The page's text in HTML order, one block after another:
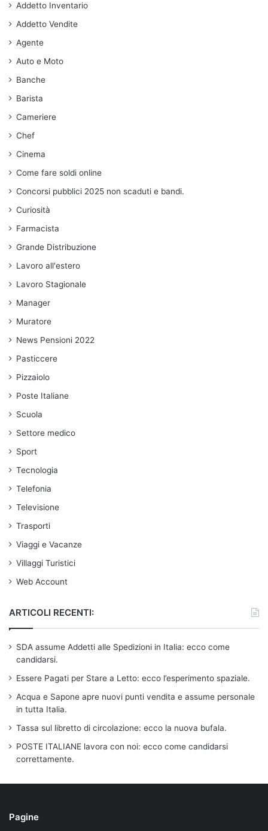
Addetto Inventario
Addetto Vendite
Agente
Auto e Moto
Banche
Barista
Cameriere
Chef
Cinema
Come fare soldi online
Concorsi pubblici 2025 non scaduti e bandi.
Curiosità
Farmacista
Grande Distribuzione
Lavoro all'estero
Lavoro Stagionale
Manager
Muratore
News Pensioni 2022
Pasticcere
Pizzaiolo
Poste Italiane
Scuola
Settore medico
Sport
Tecnologia
Telefonia
Televisione
Trasporti
Viaggi e Vacanze
Villaggi Turistici
Web Account
ARTICOLI RECENTI:
SDA assume Addetti alle Spedizioni in Italia: ecco come
candidarsi.
Essere Pagati per Stare a Letto: ecco l’esperimento spaziale.
Acqua e Sapone apre nuovi punti vendita e assume personale
in tutta Italia.
Tassa sul libretto di circolazione: ecco la nuova bufala.
POSTE ITALIANE lavora con noi: ecco come candidarsi
correttamente.
Pagine